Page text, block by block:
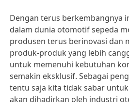
Dengan terus berkembangnya
dalam dunia otomotif sepeda
produsen terus berinovasi dan
produk-produk yang lebih
untuk memenuhi kebutuhan
semakin eksklusif. Sebagai
tentu saja kita tidak sabar
akan dihadirkan oleh industri